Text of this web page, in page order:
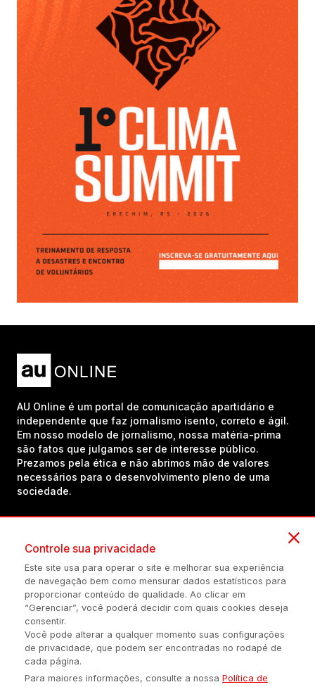
AU Online é um portal de comunicação apartidário e
independente que faz jornalismo isento, correto e ágil.
Em nosso modelo de jornalismo, nossa matéria-prima
são fatos que julgamos ser de interesse público.
Prezamos pela ética e não abrimos mão de valores
necessários para o desenvolvimento pleno de uma
sociedade.
(54) 98434-8385
Política de privacidade Configuração de Cookies Quem Somos
É proibida a reprodução do conteúdo desta página em qualquer
Controle sua privacidade
Este site usa para operar o site e melhorar sua experiência
de navegação bem como mensurar dados estatísticos para
proporcionar conteúdo de qualidade. Ao clicar em
“Gerenciar”, você poderá decidir com quais cookies deseja
consentir.
Você pode alterar a qualquer momento suas configurações
de privacidade, que podem ser encontradas no rodapé de
cada página.
Para maiores informações, consulte a nossaPolítica de